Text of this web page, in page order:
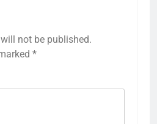
not be published.
*